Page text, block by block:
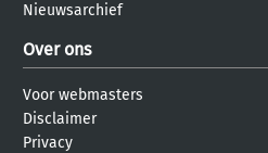
Nieuwsarchief
Over ons
Voor webmasters
Disclaimer
Privacy